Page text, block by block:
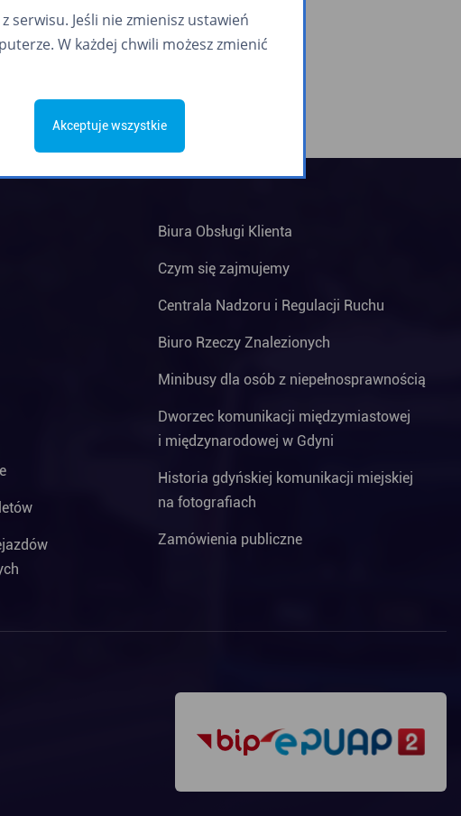
Biura Obsługi Klienta
Czym się zajmujemy
Centrala Nadzoru i Regulacji Ruchu
Biuro Rzeczy Znalezionych
Minibusy dla osób z niepełnosprawnością
Dworzec komunikacji międzymiastowej
i międzynarodowej w Gdyni
Historia gdyńskiej komunikacji miejskiej
na fotografiach
Zamówienia publiczne
Jeśli nie zmienisz ustawień
W każdej chwili możesz zmienić
Akceptuje wszystkie